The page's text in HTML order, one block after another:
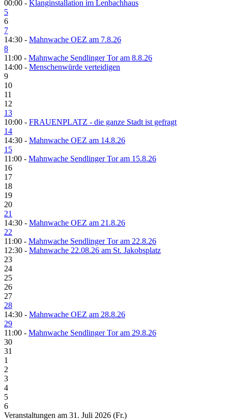
00:00 - Klanginstallation im Lenbachhaus
5
6
7
14:30 - Mahnwache OEZ am 7.8.26
8
11:00 - Mahnwache Sendlinger Tor am 8.8.26
14:00 - Menschenwürde verteidigen
9
10
11
12
13
10:00 - FRAUENPLATZ - die ganze Stadt ist gefragt
14
14:30 - Mahnwache OEZ am 14.8.26
15
11:00 - Mahnwache Sendlinger Tor am 15.8.26
16
17
18
19
20
21
14:30 - Mahnwache OEZ am 21.8.26
22
11:00 - Mahnwache Sendlinger Tor am 22.8.26
12:30 - Mahnwache 22.08.26 am St. Jakobsplatz
23
24
25
26
27
28
14:30 - Mahnwache OEZ am 28.8.26
29
11:00 - Mahnwache Sendlinger Tor am 29.8.26
30
31
1
2
3
4
5
6
Veranstaltungen am 31. Juli 2026 (Fr.)